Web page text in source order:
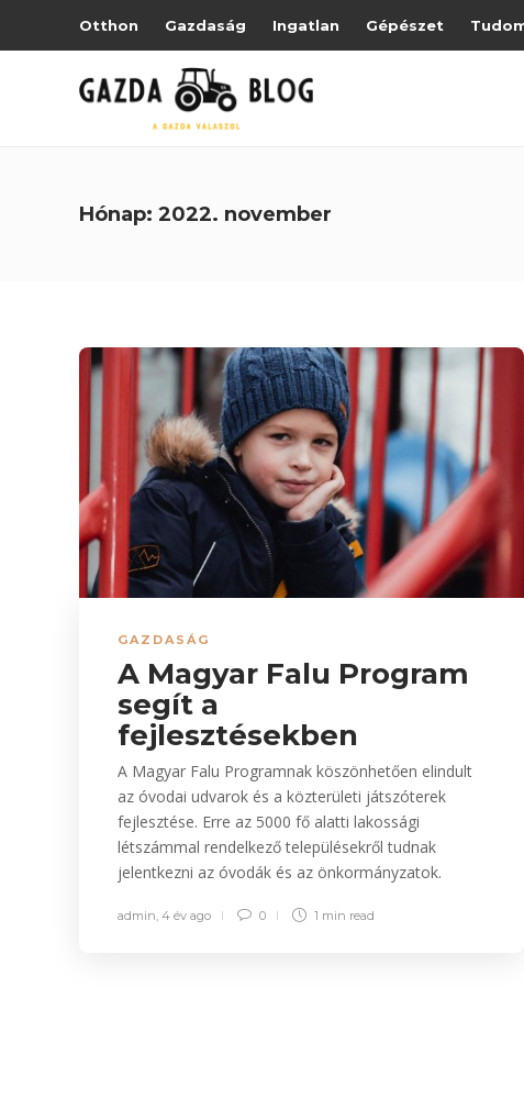
Otthon Gazdaság Ingatlan Gépészet
Hónap: 2022. november
GAZDASÁG
A Magyar Falu Program
segít a
fejlesztésekben
A Magyar Falu Programnak köszönhetően elindult
az óvodai udvarok és a közterületi játszóterek
fejlesztése. Erre az 5000 fő alatti lakossági
létszámmal rendelkező településekről tudnak
jelentkezni az óvodák és az önkormányzatok.
admin 4 év ago 0 1 min read